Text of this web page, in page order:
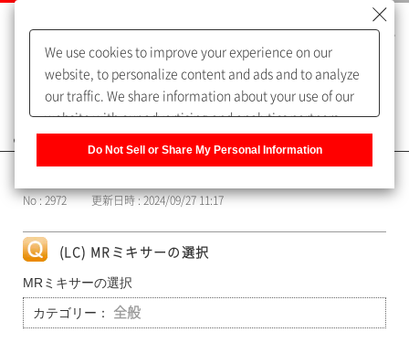
よくあるご質問（FAQ）
No : 2972 更新日時 : 2024/09/27 11:17
(LC) MRミキサーの選択
MRミキサーの選択
カテゴリー： 全般
We use cookies to improve your experience on our
website, to personalize content and ads and to analyze
our traffic. We share information about your use of our
website with our advertising and analytics partners,
of our sharing information about you with our partners.
Information] to customize your cookie settings on our
Do Not Sell or Share My Personal Information